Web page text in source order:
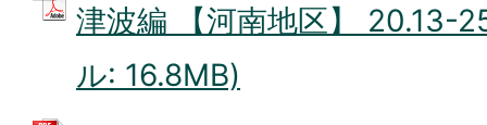
津波編 【河南地区】 20.13-
ル: 16.8MB)